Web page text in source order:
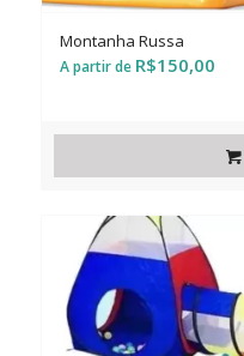
Montanha Russa
R$150,00